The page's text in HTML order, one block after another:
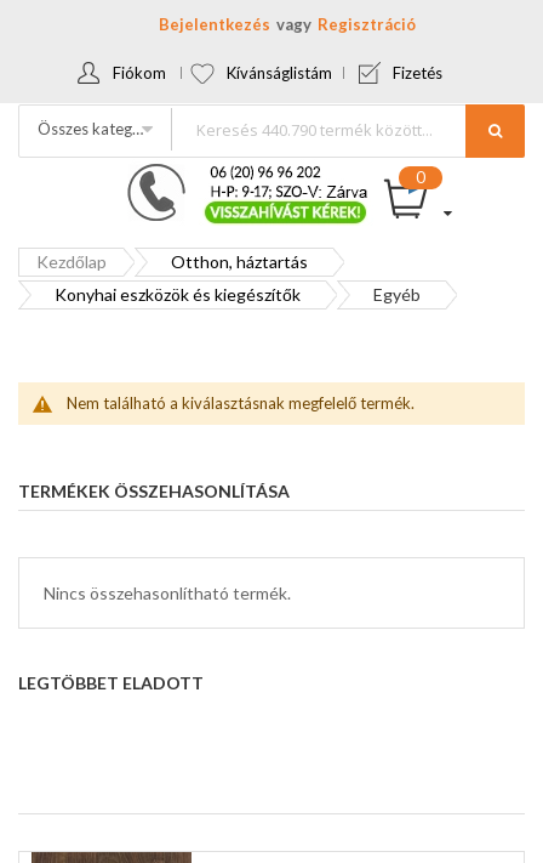
Bejelentkezés Regisztráció
Fiókom Kívánságlistám Fizetés
Összes kategória
Kezdőlap
Otthon, háztartás
Konyhai eszközök és kiegészítők
Egyéb
Nem található a kiválasztásnak megfelelő termék.
TERMÉKEK ÖSSZEHASONLÍTÁSA
Nincs összehasonlítható termék.
LEGTÖBBET ELADOTT